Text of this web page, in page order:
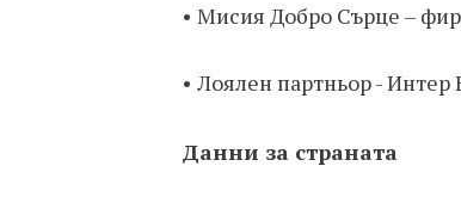
• Мисия Добро Сърце –
• Лоялен партньор - Интер
Данни за страната